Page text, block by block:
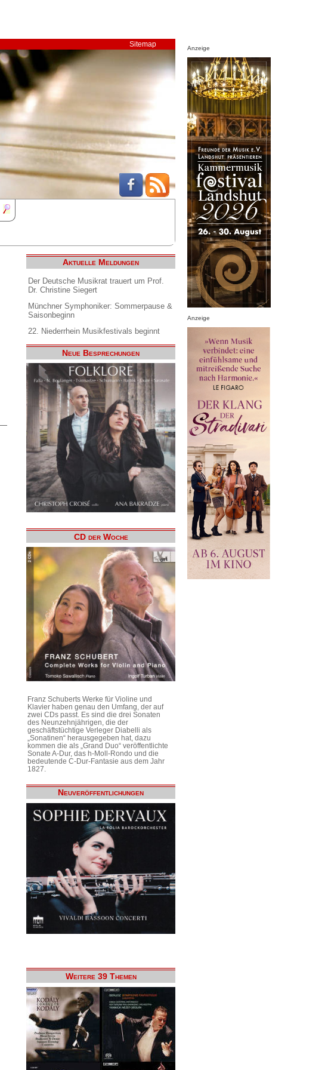
Sitemap
Aktuelle Meldungen
Der Deutsche Musikrat trauert um Prof.
Dr. Christine Siegert
Münchner Symphoniker: Sommerpause &
Saisonbeginn
22. Niederrhein Musikfestivals beginnt
Neue Besprechungen
CD der Woche
Franz Schuberts Werke für Violine und
Klavier haben genau den Umfang, der auf
zwei CDs passt. Es sind die drei Sonaten
des Neunzehnjährigen, die der
geschäftstüchtige Verleger Diabelli als
„Sonatinen“ herausgegeben hat, dazu
kommen die als „Grand Duo“ veröffentlichte
Sonate A-Dur, das h-Moll-Rondo und die
bedeutende C-Dur-Fantasie aus dem Jahr
1827.
Neuveröffentlichungen
Weitere 39 Themen
Anzeige
Anzeige